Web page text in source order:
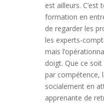
est ailleurs.
formation en
de regarder les
les experts-
mais
doigt. Que ce
par compétence,
socialement en
apprenante de